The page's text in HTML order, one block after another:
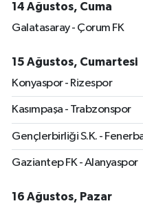
14 Ağustos, Cuma
Galatasaray - Çorum FK
15 Ağustos, Cumartesi
Konyaspor - Rizespor
Kasımpaşa - Trabzonspor
Gençlerbirliği S.K. -
Gaziantep FK - Alanyaspor
16 Ağustos, Pazar